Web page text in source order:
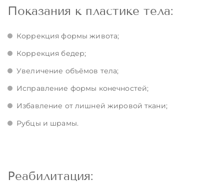
Показания к пластике тела:
Коррекция формы живота;
Коррекция бедер;
Увеличение объёмов тела;
Исправление формы конечностей;
Избавление от лишней жировой ткани;
Рубцы и шрамы.
Реабилитация: